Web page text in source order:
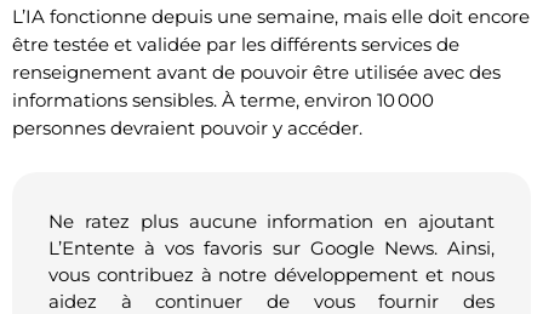
L’IA fonctionne depuis une semaine, mais elle doit encore
être testée et validée par les différents services de
renseignement avant de pouvoir être utilisée avec des
informations sensibles. À terme, environ 10 000
personnes devraient pouvoir y accéder.
Ne ratez plus aucune information en ajoutant
L’Entente à vos favoris sur Google News. Ainsi,
vous contribuez à notre développement et nous
aidez à continuer de vous fournir des